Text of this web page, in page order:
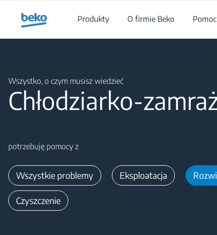
Produkty
O firmie Beko
Wszystko, o czym musisz wiedzieć
Chłodziarko-
potrzebuję pomocy z
Wszystkie problemy Eksploatacja
Czyszczenie